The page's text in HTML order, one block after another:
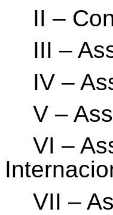
II –
III –
IV –
V –
VI –
VII –